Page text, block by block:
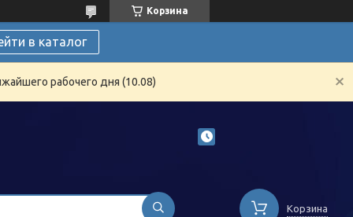
Корзина
в каталог
рабочего дня (10.08)
Корзина